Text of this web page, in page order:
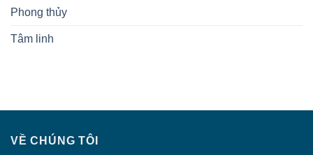
Phong thủy
Tâm linh
VỀ CHÚNG TÔI